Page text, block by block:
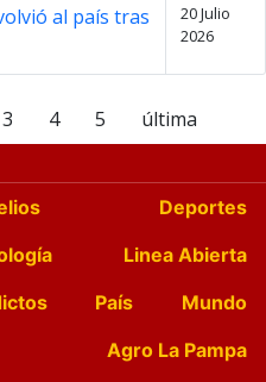
al país tras
20 Julio
2026
3 4 5 última
Deportes
Linea Abierta
País
Mundo
Agro La Pampa